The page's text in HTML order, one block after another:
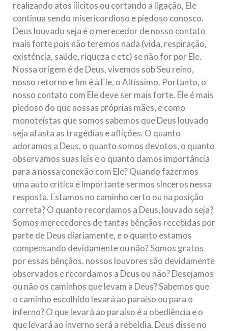
realizando atos ilícitos ou cortando a ligação, Ele
continua sendo misericordioso e piedoso conosco.
Deus louvado seja é o merecedor de nosso contato
mais forte pois não teremos nada (vida, respiração,
existência, saúde, riqueza e etc) se não for por Ele.
Nossa origem é de Deus, vivemos sob Seu reino,
nosso retorno e fim é à Ele, o Altíssimo. Portanto, o
nosso contato com Ele deve ser mais forte. Ele é mais
piedoso do que nossas próprias mães, e como
monoteístas que somos sabemos que Deus louvado
seja afasta as tragédias e aflições. O quanto
adoramos a Deus, o quanto somos devotos, o quanto
observamos suas leis e o quanto damos importância
para a nossa conexão com Ele? Quando fazermos
uma auto crítica é importante sermos sinceros nessa
resposta. Estamos no caminho certo ou na posição
correta? O quanto recordamos a Deus, louvado seja?
Somos merecedores de tantas bênçãos recebidas por
parte de Deus diariamente, e o quanto estamos
compensando devidamente ou não? Somos gratos
por essas bênçãos, nossos louvores são devidamente
observados e recordamos a Deus ou não? Desejamos
ou não os caminhos que levam a Deus? Sabemos que
o caminho escolhido levará ao paraíso ou para o
inferno? O que levará ao paraíso é a obediência e o
que levará ao inverno será a rebeldia. Deus disse no